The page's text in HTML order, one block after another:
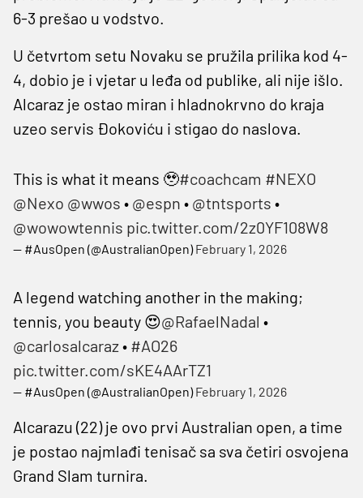
6-3 prešao u vodstvo.
U četvrtom setu Novaku se pružila prilika kod 4-
4, dobio je i vjetar u leđa od publike, ali nije išlo.
Alcaraz je ostao miran i hladnokrvno do kraja
uzeo servis Đokoviću i stigao do naslova.
This is what it means 🥹#coachcam #NEXO
@Nexo @wwos • @espn • @tntsports •
@wowowtennis pic.twitter.com/2z0YF108W8
— #AusOpen (@AustralianOpen)February 1, 2026
A legend watching another in the making;
tennis, you beauty 😍@RafaelNadal •
@carlosalcaraz• #AO26
pic.twitter.com/sKE4AArTZ1
— #AusOpen (@AustralianOpen)February 1, 2026
Alcarazu (22) je ovo prvi Australian open, a time
je postao najmlađi tenisač sa sva četiri osvojena
Grand Slam turnira.